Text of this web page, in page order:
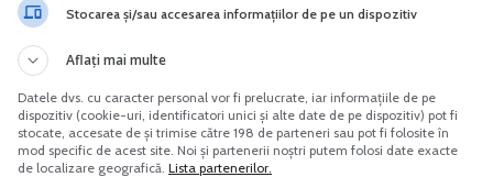
un venit net impozabil de 87.880,20 lei.
de a declara si plati taxele aferente prin Declaratia
mai 2026, conform prevederilor Legea nr. 227/2015
Stocarea și/sau accesarea informațiilor de pe un dispozitiv
Aflați mai multe
Datele dvs. cu caracter personal vor fi prelucrate, iar informațiile de pe
dispozitiv (cookie-uri, identificatori unici și alte date de pe dispozitiv) pot fi
stocate, accesate de și trimise către 198 de parteneri sau pot fi folosite în
mod specific de acest site. Noi și partenerii noștri putem folosi date exacte
de localizare geografică. Lista partenerilor.